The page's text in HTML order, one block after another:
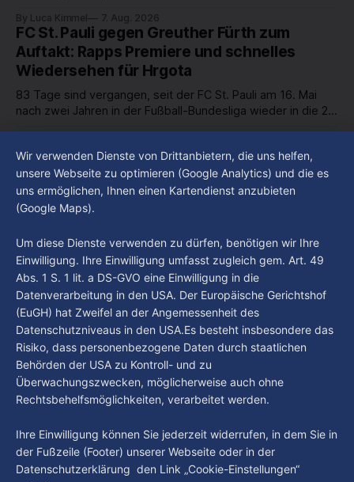
in unserer Stadt an? Fragen, die von Montag bis Freitag LIVE
um 18 Uhr beantwortet werden - auf YouTube und im TV.
By Luca Kimmel 7. Aug. 2026
FC St. Pauli gegen Greuther Fürth zum
Auftakt: Rapps Premiere und schnelles
Wiedersehen für Hrgota
83 Tage sind vergangen, seit der FC St. Pauli am 16. Mai
nach zwei Jahren in der Fußball-Bundesliga wieder in die 2.
haben den Kiezclub verlassen. Dafür kamen in den letzten
Wochen einige
Im Gespräch mit Christian Pothe - Heute zu
Gast: Götz Tintelnot
By Luca Kimmel 6. Aug. 2026
Nissi's Kunstwelt - Folge 18
By Luca Kimmel 6. Aug. 2026
Wir verwenden Dienste von Drittanbietern, die uns helfen,
unsere Webseite zu optimieren (Google Analytics) und die es
uns ermöglichen, Ihnen einen Kartendienst anzubieten
(Google Maps).
Um diese Dienste verwenden zu dürfen, benötigen wir Ihre
Einwilligung. Ihre Einwilligung umfasst zugleich gem. Art. 49
Abs. 1 S. 1 lit. a DS-GVO eine Einwilligung in die
Datenverarbeitung in den USA. Der Europäische Gerichtshof
(EuGH) hat Zweifel an der Angemessenheit des
Datenschutzniveaus in den USA.Es besteht insbesondere das
Risiko, dass personenbezogene Daten durch staatlichen
Behörden der USA zu Kontroll- und zu
Überwachungszwecken, möglicherweise auch ohne
Rechtsbehelfsmöglichkeiten, verarbeitet werden.
Ihre Einwilligung können Sie jederzeit widerrufen, in dem Sie in
der Fußzeile (Footer) unserer Webseite oder in der
Datenschutzerklärung den Link „Cookie-Einstellungen“